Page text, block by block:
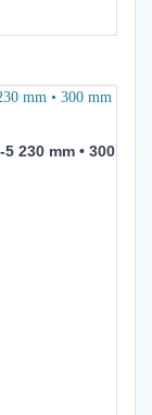
230 mm • 300